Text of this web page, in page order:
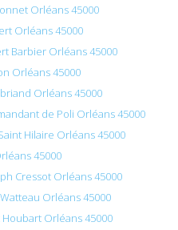
Orléans 45000
Orléans 45000
Barbier Orléans 45000
Orléans 45000
Orléans 45000
de Poli Orléans 45000
Hilaire Orléans 45000
45000
Cressot Orléans 45000
Orléans 45000
Orléans 45000